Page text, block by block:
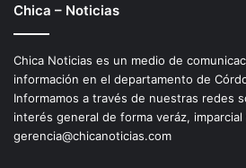
Chica – Noticias
Chica Noticias es un medio de
información en el departamento de
Informamos a través de nuestras redes
interés general de forma veráz, imparcial
gerencia@chicanoticias.com